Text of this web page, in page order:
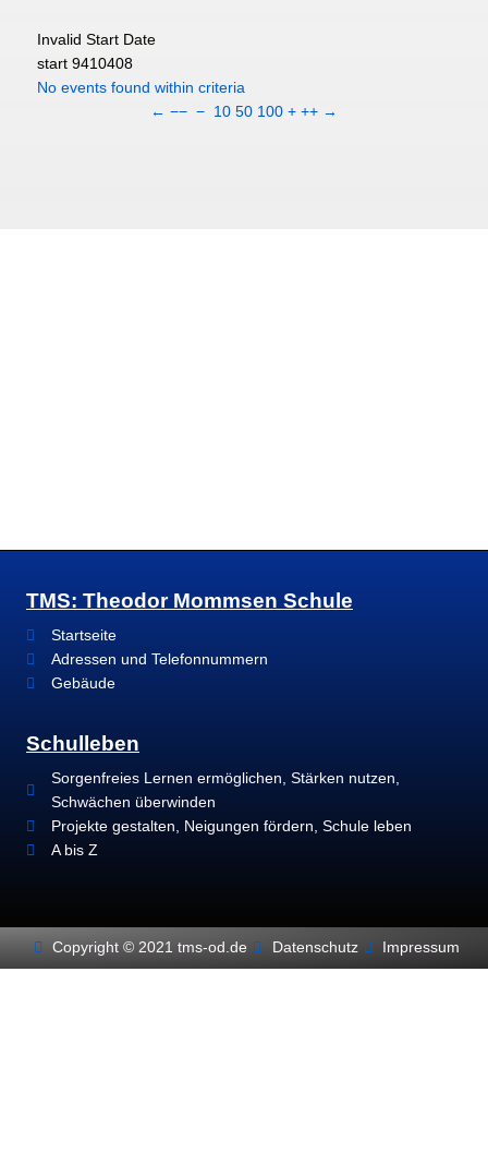
Invalid Start Date
start 9410408
No events found within criteria
← −− − 10 50 100 + ++ →
TMS: Theodor Mommsen Schule
Startseite
Adressen und Telefonnummern
Gebäude
Schulleben
Sorgenfreies Lernen ermöglichen, Stärken nutzen,
Schwächen überwinden
Projekte gestalten, Neigungen fördern, Schule leben
A bis Z
Copyright © 2021 tms-od.de Datenschutz Impressum